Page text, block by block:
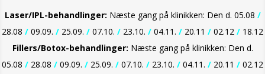
Laser/IPL-behandlinger: Næste gang på klinikken: Den d. 05.08 /
28.08 / 09.09. / 25.09. / 07.10. / 23.10. / 04.11. / 20.11 / 02.12 / 18.12
Fillers/Botox-behandlinger: Næste gang på klinikken: Den d.
05.08 / 28.08 / 09.09. / 25.09. / 07.10. / 23.10. / 04.11. / 20.11 / 02.12